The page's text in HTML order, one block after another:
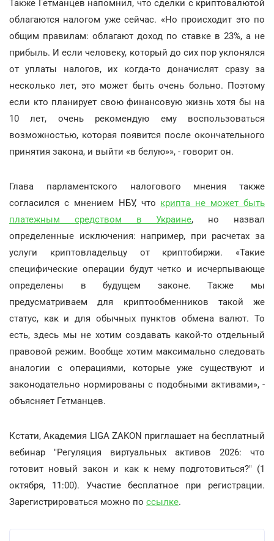
Также Гетманцев напомнил, что сделки с криптовалютой
облагаются налогом уже сейчас. «Но происходит это по
общим правилам: облагают доход по ставке в 23%, а не
прибыль. И если человеку, который до сих пор уклонялся
от уплаты налогов, их когда-то доначислят сразу за
несколько лет, это может быть очень больно. Поэтому
если кто планирует свою финансовую жизнь хотя бы на
10 лет, очень рекомендую ему воспользоваться
возможностью, которая появится после окончательного
принятия закона, и выйти «в белую»», - говорит он.
Глава парламентского налогового мнения также
согласился с мнением НБУ, что крипта не может быть
платежным средством в Украине, но назвал
определенные исключения: например, при расчетах за
услуги криптовладельцу от криптобиржи. «Такие
специфические операции будут четко и исчерпывающе
определены в будущем законе. Также мы
предусматриваем для криптообменников такой же
статус, как и для обычных пунктов обмена валют. То
есть, здесь мы не хотим создавать какой-то отдельный
правовой режим. Вообще хотим максимально следовать
аналогии с операциями, которые уже существуют и
законодательно нормированы с подобными активами», -
объясняет Гетманцев.
Кстати, Академия LIGA ZAKON приглашает на бесплатный
вебинар "Регуляция виртуальных активов 2026: что
готовит новый закон и как к нему подготовиться?" (1
октября, 11:00). Участие бесплатное при регистрации.
Зарегистрироваться можно по ссылке.